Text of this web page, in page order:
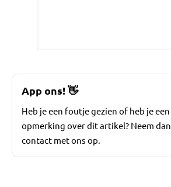
App ons! 👋
Heb je een foutje gezien of heb je een
opmerking over dit artikel? Neem dan
contact met ons op.